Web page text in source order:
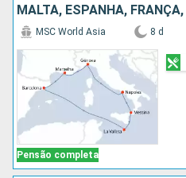
MALTA, ESPANHA,
Pensão completa
MSC World Asia 8 d